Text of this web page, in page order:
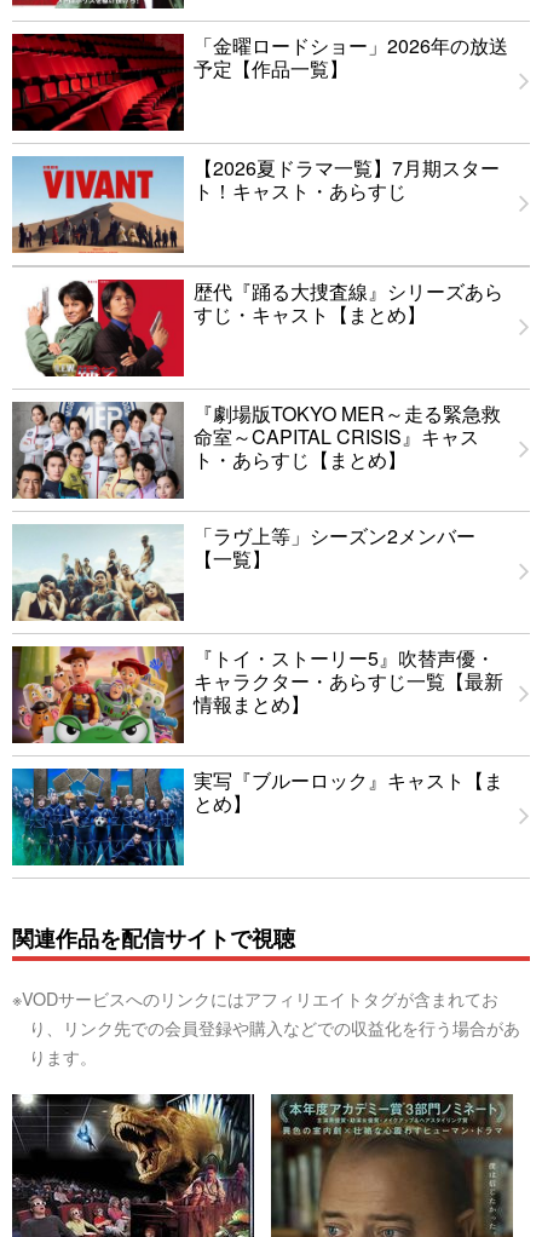
「金曜ロードショー」2026年の放送
予定【作品一覧】
【2026夏ドラマ一覧】7月期スター
ト！キャスト・あらすじ
歴代『踊る大捜査線』シリーズあら
すじ・キャスト【まとめ】
『劇場版TOKYO MER～走る緊急救
命室～CAPITAL CRISIS』キャス
ト・あらすじ【まとめ】
「ラヴ上等」シーズン2メンバー
【一覧】
『トイ・ストーリー5』吹替声優・
キャラクター・あらすじ一覧【最新
情報まとめ】
実写『ブルーロック』キャスト【ま
とめ】
関連作品を配信サイトで視聴
※VODサービスへのリンクにはアフィリエイトタグが含まれてお
り、リンク先での会員登録や購入などでの収益化を行う場合があ
ります。